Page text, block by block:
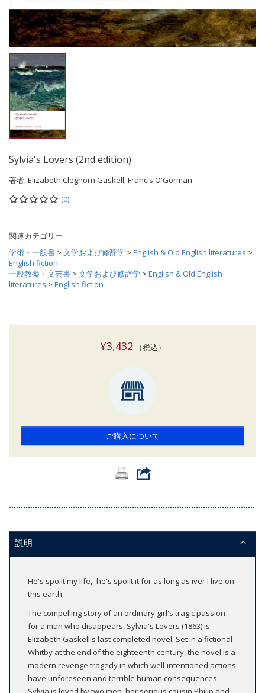
Sylvia's Lovers (2nd edition)
著者: Elizabeth Cleghorn Gaskell; Francis O'Gorman
(0)
関連カテゴリー
学術・一般書 > 文学および修辞学 > English & Old English literatures >
English fiction
一般教養・文芸書 > 文学および修辞学 > English & Old English
literatures > English fiction
¥3,432 （税込）
ご購入について
説明
He's spoilt my life,- he's spoilt it for as long as iver I live on
this earth'
The compelling story of an ordinary girl's tragic passion
for a man who disappears, Sylvia's Lovers (1863) is
Elizabeth Gaskell's last completed novel. Set in a fictional
Whitby at the end of the eighteenth century, the novel is a
modern revenge tragedy in which well-intentioned actions
have unforeseen and terrible human consequences.